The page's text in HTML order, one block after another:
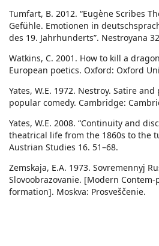
Tumfart, B. 2012. “Eugène Scribes
Gefühle. Emotionen in
des 19. Jahrhunderts”. Nestroyana
Watkins, C. 2001. How to kill a
European poetics. Oxford: Oxford
Yates, W.E. 1972. Nestroy. Satire
popular comedy. Cambridge:
Yates, W.E. 2008. “Continuity and
theatrical life from the 1860s to the
Austrian Studies 16. 51–68.
Zemskaja, E.A. 1973. Sovremennyj
Slovoobrazovanie. [Modern Contem-
formation]. Moskva: Prosveščenie.